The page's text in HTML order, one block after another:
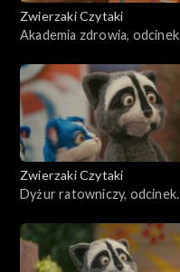
Zwierzaki Czytaki
Akademia zdrowia, odcinek
Zwierzaki Czytaki
Dyżur ratowniczy, odcinek